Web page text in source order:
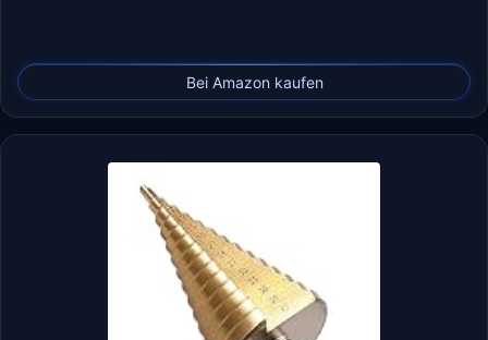
Bei Amazon kaufen